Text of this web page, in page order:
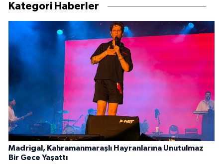
Kategori Haberler
Madrigal, Kahramanmaraşlı Hayranlarına Unutulmaz
Bir Gece Yaşattı